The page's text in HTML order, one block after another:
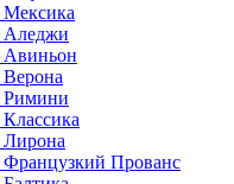
Аледжи
Авиньон
Римини
Лирона
Французкий Прованс